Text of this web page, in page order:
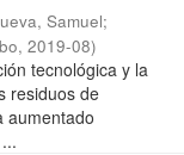
Samuel;
, 2019-08)
tecnológica y la
residuos de
aumentado